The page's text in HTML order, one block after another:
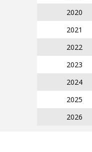
2020
2021
2022
2023
2024
2025
2026